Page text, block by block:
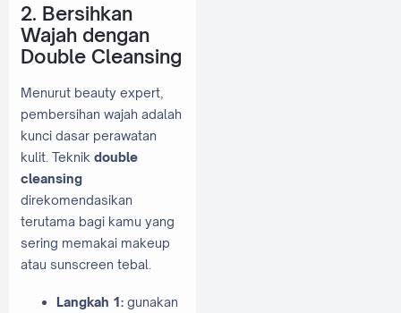
2. Bersihkan
Wajah dengan
Double Cleansing
Menurut beauty expert,
pembersihan wajah adalah
kunci dasar perawatan
kulit. Teknik double
cleansing
direkomendasikan
terutama bagi kamu yang
sering memakai makeup
atau sunscreen tebal.
Langkah 1: gunakan